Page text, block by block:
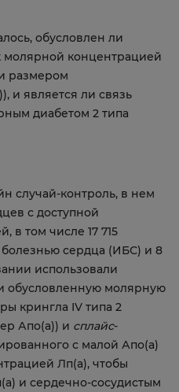
обусловлен ли
молярной концентрацией
размером
и является ли связь
диабетом 2 типа
случай-контроль, в нем
с доступной
в том числе 17 715
сердца (ИБС) и 8
использовали
обусловленную молярную
крингла IV типа 2
Апо(а)) и сплайс-
с малой Апо(а)
Лп(а), чтобы
и сердечно-сосудистым